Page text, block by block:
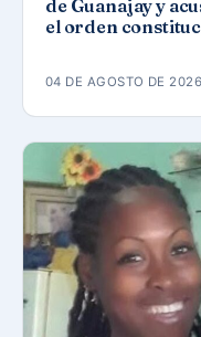
de Guanajay y
el orden
04 DE AGOSTO DE 2026